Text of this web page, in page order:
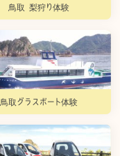
鳥取 梨狩り体験
鳥取グラスボート体験